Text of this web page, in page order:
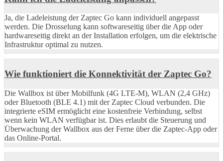
Ja, die Ladeleistung der Zaptec Go kann individuell angepasst
werden. Die Drosselung kann softwareseitig über die App oder
hardwareseitig direkt an der Installation erfolgen, um die elektrische
Infrastruktur optimal zu nutzen.
Wie funktioniert die Konnektivität der Zaptec Go?
Die Wallbox ist über Mobilfunk (4G LTE-M), WLAN (2,4 GHz)
oder Bluetooth (BLE 4.1) mit der Zaptec Cloud verbunden. Die
integrierte eSIM ermöglicht eine kostenfreie Verbindung, selbst
wenn kein WLAN verfügbar ist. Dies erlaubt die Steuerung und
Überwachung der Wallbox aus der Ferne über die Zaptec-App oder
das Online-Portal.